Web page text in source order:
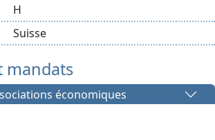
H
Suisse
mandats
économiques